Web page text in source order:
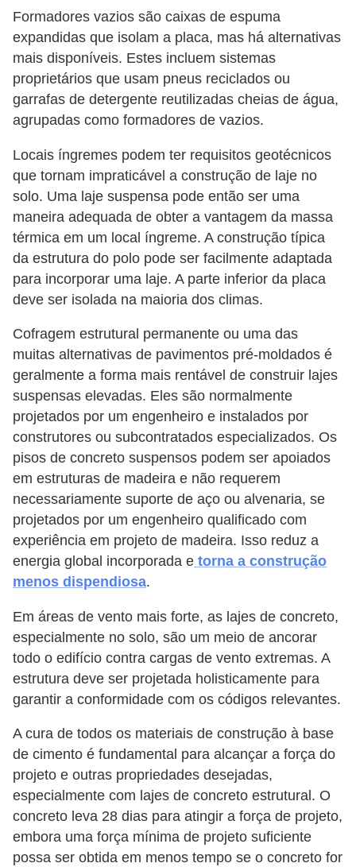
Formadores vazios são caixas de espuma
expandidas que isolam a placa, mas há alternativas
mais disponíveis. Estes incluem sistemas
proprietários que usam pneus reciclados ou
garrafas de detergente reutilizadas cheias de água,
agrupadas como formadores de vazios.
Locais íngremes podem ter requisitos geotécnicos
que tornam impraticável a construção de laje no
solo. Uma laje suspensa pode então ser uma
maneira adequada de obter a vantagem da massa
térmica em um local íngreme. A construção típica
da estrutura do polo pode ser facilmente adaptada
para incorporar uma laje. A parte inferior da placa
deve ser isolada na maioria dos climas.
Cofragem estrutural permanente ou uma das
muitas alternativas de pavimentos pré-moldados é
geralmente a forma mais rentável de construir lajes
suspensas elevadas. Eles são normalmente
projetados por um engenheiro e instalados por
construtores ou subcontratados especializados. Os
pisos de concreto suspensos podem ser apoiados
em estruturas de madeira e não requerem
necessariamente suporte de aço ou alvenaria, se
projetados por um engenheiro qualificado com
experiência em projeto de madeira. Isso reduz a
energia global incorporada e torna a construção
menos dispendiosa.
Em áreas de vento mais forte, as lajes de concreto,
especialmente no solo, são um meio de ancorar
todo o edifício contra cargas de vento extremas. A
estrutura deve ser projetada holisticamente para
garantir a conformidade com os códigos relevantes.
A cura de todos os materiais de construção à base
de cimento é fundamental para alcançar a força do
projeto e outras propriedades desejadas,
especialmente com lajes de concreto estrutural. O
concreto leva 28 dias para atingir a força de projeto,
embora uma força mínima de projeto suficiente
possa ser obtida em menos tempo se o concreto for